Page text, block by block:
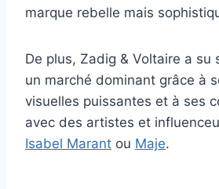
marque rebelle mais
De plus, Zadig & Voltaire a su
un marché dominant grâce à
visuelles puissantes et à ses
avec des artistes et
Isabel Marant ou Maje.